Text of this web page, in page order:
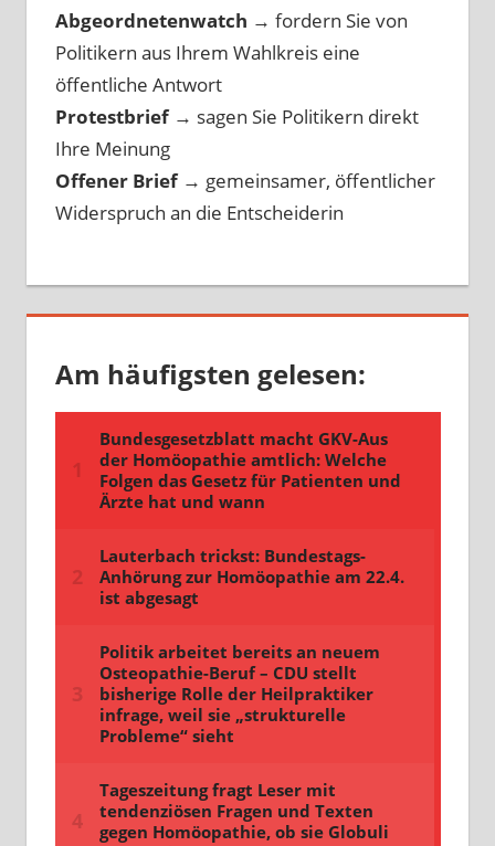
Abgeordnetenwatch → fordern Sie von
Politikern aus Ihrem Wahlkreis eine
öffentliche Antwort
Protestbrief → sagen Sie Politikern direkt
Ihre Meinung
Offener Brief → gemeinsamer, öffentlicher
Widerspruch an die Entscheiderin
Am häufigsten gelesen: